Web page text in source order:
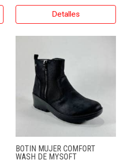
Detalles
BOTIN MUJER COMFORT
WASH DE MYSOFT